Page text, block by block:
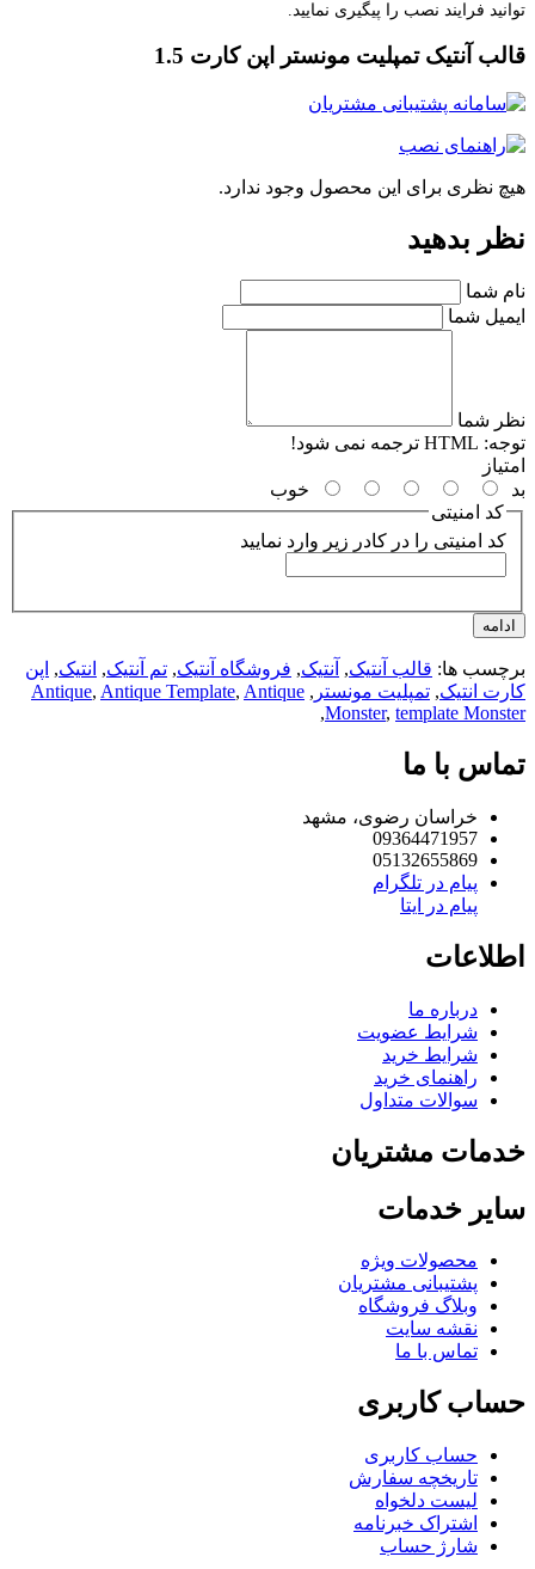
فرایند نصب را پیگیری نمایید.
آنتیک تمپلیت مونستر اپن کارت 1.5
نظری برای این محصول وجود ندارد.
بدهید
شما
شما
شما
HTML ترجمه نمی شود!
خوب
کد امنیتی
کد امنیتی را در کادر زیر وارد نمایید
ها: قالب آنتیک,آنتیک,فروشگاه آنتیک,تم آنتیک,انتیک,اپن
انتیک,تمپلیت مونستر,
Antique,Antique Template,Antique
Monster,template
,
با ما
خراسان رضوی، مشهد
09364471957
05132655869
پیام در تلگرام
پیام در ایتا
درباره ما
شرایط عضویت
شرایط خرید
راهنمای خرید
سوالات متداول
مشتریان
خدمات
محصولات ویژه
پشتیبانی مشتریان
وبلاگ فروشگاه
نقشه سایت
تماس با ما
کاربری
حساب کاربری
تاریخچه سفارش
لیست دلخواه
اشتراک خبرنامه
شارژ حساب